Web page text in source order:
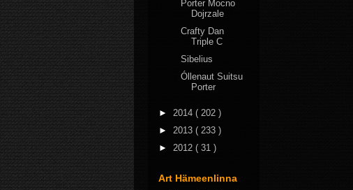
Porter Mocno
Dojrzale
Crafty Dan
Triple C
Sibelius
Óllenaut Suitsu
Porter
► 2014 ( 202 )
► 2013 ( 233 )
► 2012 ( 31 )
Art Hämeenlinna